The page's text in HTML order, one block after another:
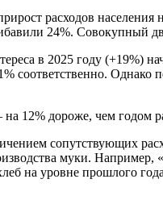
расходов
24%. Совокупный
в 2025 году (+19%)
соответственно.
12% дороже, чем годом
сопутствующих
муки.
на уровне прошлого